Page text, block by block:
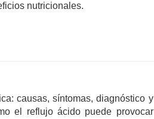
nutricionales.
causas, síntomas, diagnóstico y
el reflujo ácido puede provocar